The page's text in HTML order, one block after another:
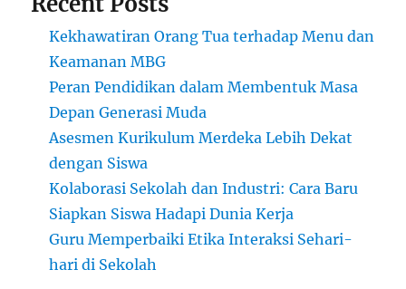
Kekhawatiran Orang Tua terhadap Menu dan
Keamanan MBG
Peran Pendidikan dalam Membentuk Masa
Depan Generasi Muda
Asesmen Kurikulum Merdeka Lebih Dekat
dengan Siswa
Kolaborasi Sekolah dan Industri: Cara Baru
Siapkan Siswa Hadapi Dunia Kerja
Guru Memperbaiki Etika Interaksi Sehari-
hari di Sekolah